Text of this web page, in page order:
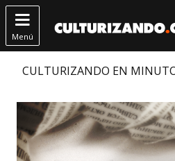

Menú
CULTURIZANDO EN